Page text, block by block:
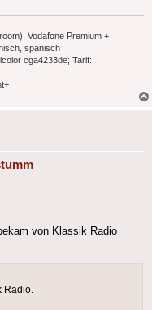
Vodafone Premium +
spanisch
cga4233de; Tarif:
von Klassik Radio
Radio.